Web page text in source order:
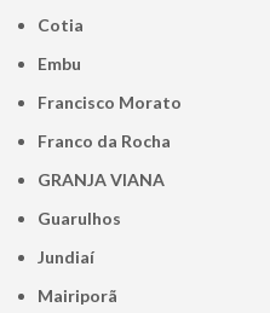
Cotia
Embu
Francisco Morato
Franco da Rocha
GRANJA VIANA
Guarulhos
Jundiaí
Mairiporã